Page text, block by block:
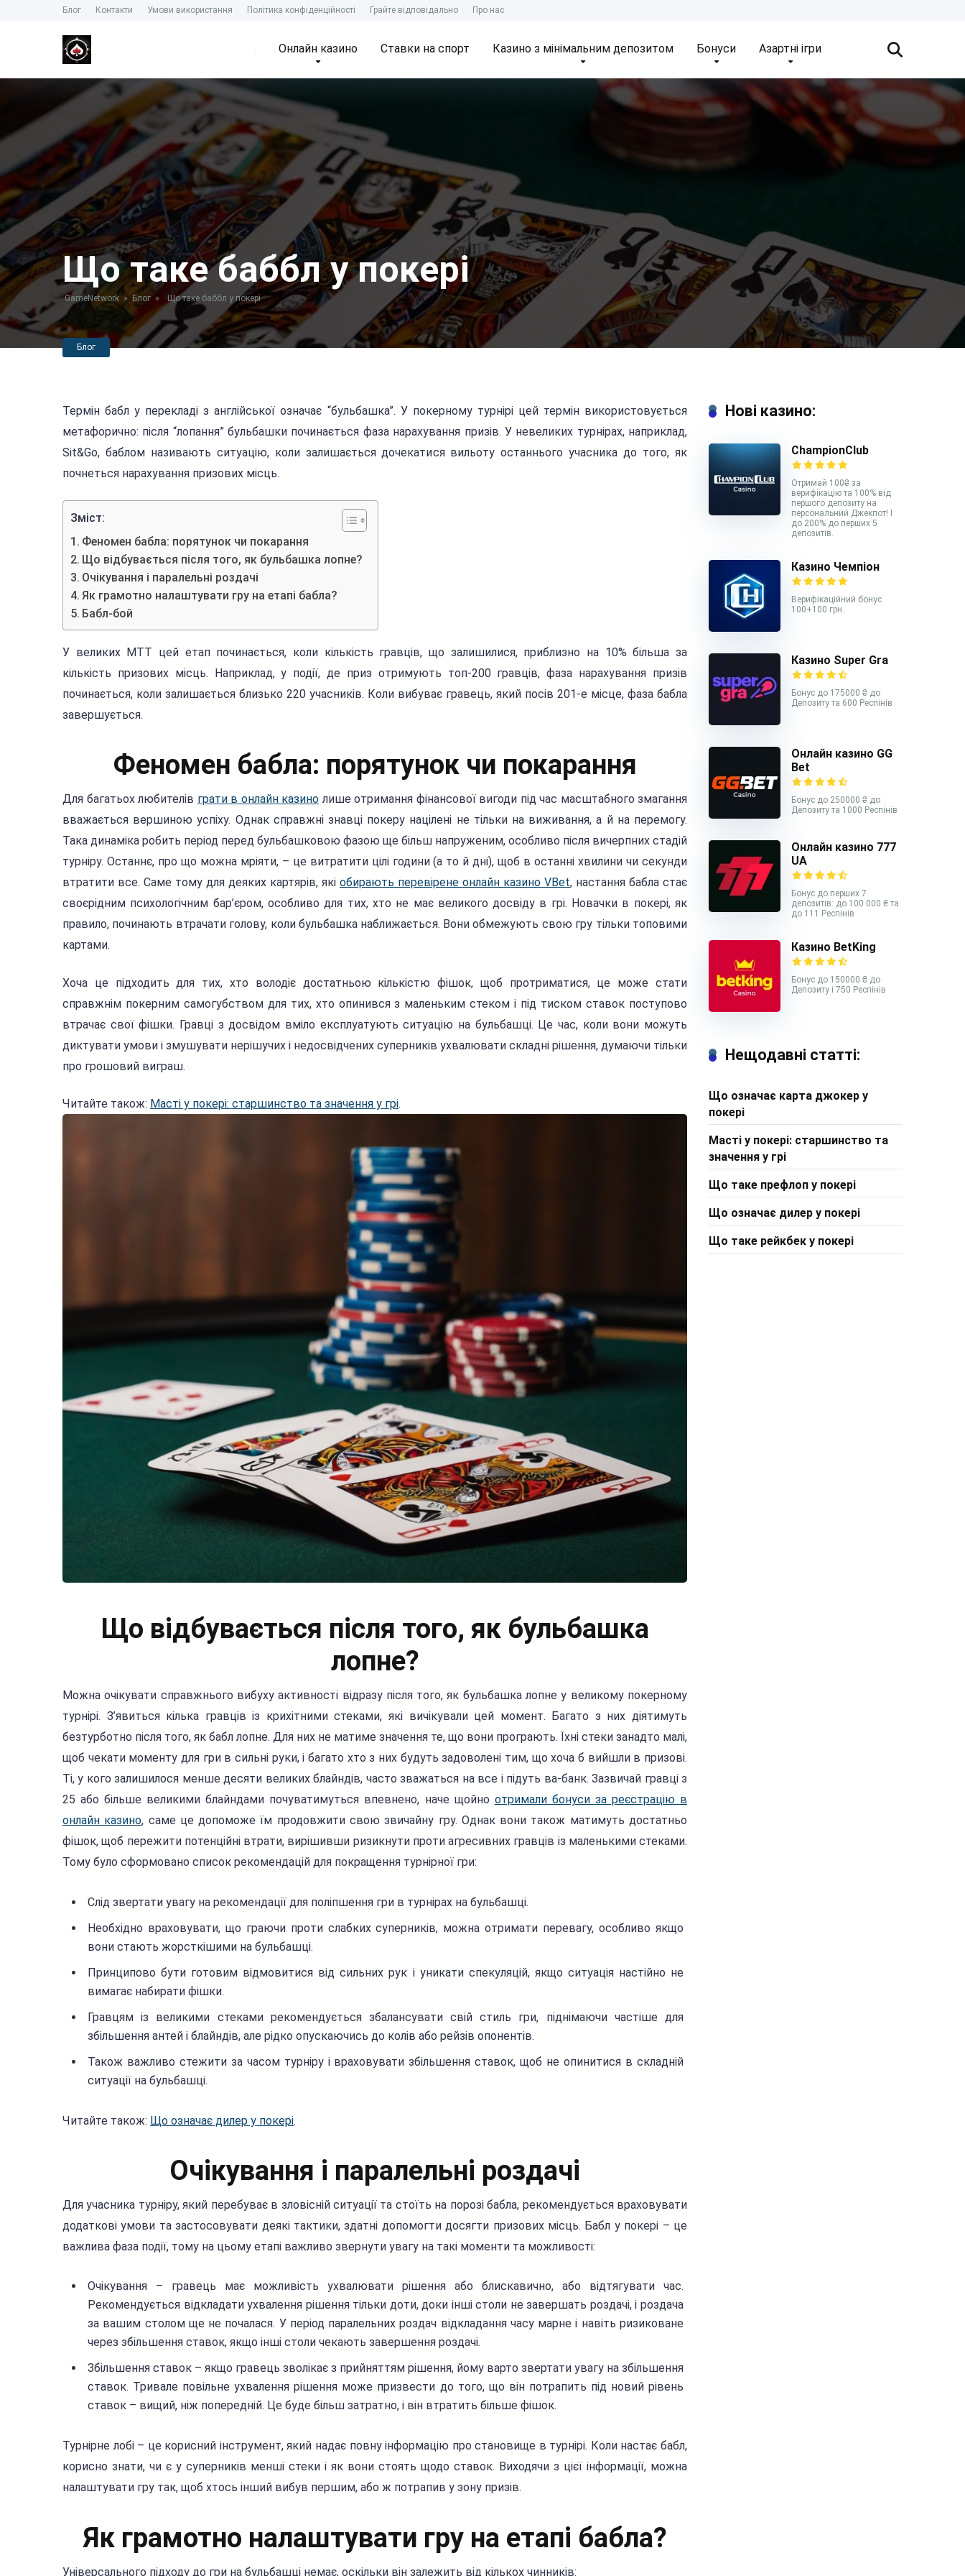
Блог Контакти Умови використання Політика конфіденційності Грайте відповідально Про нас
Онлайн казино Ставки на спорт Казино з мінімальним депозитом Бонуси Азартні ігри
Що таке баббл у покері
GameNetwork » Блог » Що таке баббл у покері
Блог
Термін бабл у перекладі з англійської означає “бульбашка”. У покерному турнірі цей термін використовується
метафорично: після “лопання” бульбашки починається фаза нарахування призів. У невеликих турнірах, наприклад,
Sit&Go, баблом називають ситуацію, коли залишається дочекатися вильоту останнього учасника до того, як
почнеться нарахування призових місць.
Зміст:
Феномен бабла: порятунок чи покарання
Що відбувається після того, як бульбашка лопне?
Очікування і паралельні роздачі
Як грамотно налаштувати гру на етапі бабла?
Бабл-бой
У великих МТТ цей етап починається, коли кількість гравців, що залишилися, приблизно на 10% більша за
кількість призових місць. Наприклад, у події, де приз отримують топ-200 гравців, фаза нарахування призів
починається, коли залишається близько 220 учасників. Коли вибуває гравець, який посів 201-е місце, фаза бабла
завершується.
Феномен бабла: порятунок чи покарання
Для багатьох любителів грати в онлайн казино лише отримання фінансової вигоди під час масштабного змагання
вважається вершиною успіху. Однак справжні знавці покеру націлені не тільки на виживання, а й на перемогу.
Така динаміка робить період перед бульбашковою фазою ще більш напруженим, особливо після вичерпних стадій
турніру. Останнє, про що можна мріяти, – це витратити цілі години (а то й дні), щоб в останні хвилини чи секунди
втратити все. Саме тому для деяких картярів, які обирають перевірене онлайн казино VBet, настання бабла стає
своєрідним психологічним бар’єром, особливо для тих, хто не має великого досвіду в грі. Новачки в покері, як
правило, починають втрачати голову, коли бульбашка наближається. Вони обмежують свою гру тільки топовими
картами.
Хоча це підходить для тих, хто володіє достатньою кількістю фішок, щоб протриматися, це може стати
справжнім покерним самогубством для тих, хто опинився з маленьким стеком і під тиском ставок поступово
втрачає свої фішки. Гравці з досвідом вміло експлуатують ситуацію на бульбашці. Це час, коли вони можуть
диктувати умови і змушувати нерішучих і недосвідчених суперників ухвалювати складні рішення, думаючи тільки
про грошовий виграш.
Читайте також: Масті у покері: старшинство та значення у грі.
Що відбувається після того, як бульбашка
лопне?
Можна очікувати справжнього вибуху активності відразу після того, як бульбашка лопне у великому покерному
турнірі. З’явиться кілька гравців із крихітними стеками, які вичікували цей момент. Багато з них діятимуть
безтурботно після того, як бабл лопне. Для них не матиме значення те, що вони програють. Їхні стеки занадто малі,
щоб чекати моменту для гри в сильні руки, і багато хто з них будуть задоволені тим, що хоча б вийшли в призові.
Ті, у кого залишилося менше десяти великих блайндів, часто зважаться на все і підуть ва-банк. Зазвичай гравці з
25 або більше великими блайндами почуватимуться впевнено, наче щойно отримали бонуси за реєстрацію в
онлайн казино, саме це допоможе їм продовжити свою звичайну гру. Однак вони також матимуть достатньо
фішок, щоб пережити потенційні втрати, вирішивши ризикнути проти агресивних гравців із маленькими стеками.
Тому було сформовано список рекомендацій для покращення турнірної гри:
Слід звертати увагу на рекомендації для поліпшення гри в турнірах на бульбашці.
Необхідно враховувати, що граючи проти слабких суперників, можна отримати перевагу, особливо якщо
вони стають жорсткішими на бульбашці.
Принципово бути готовим відмовитися від сильних рук і уникати спекуляцій, якщо ситуація настійно не
вимагає набирати фішки.
Гравцям із великими стеками рекомендується збалансувати свій стиль гри, піднімаючи частіше для
збільшення антей і блайндів, але рідко опускаючись до колів або рейзів опонентів.
Також важливо стежити за часом турніру і враховувати збільшення ставок, щоб не опинитися в складній
ситуації на бульбашці.
Читайте також: Що означає дилер у покері.
Очікування і паралельні роздачі
Для учасника турніру, який перебуває в зловісній ситуації та стоїть на порозі бабла, рекомендується враховувати
додаткові умови та застосовувати деякі тактики, здатні допомогти досягти призових місць. Бабл у покері – це
важлива фаза події, тому на цьому етапі важливо звернути увагу на такі моменти та можливості:
Очікування – гравець має можливість ухвалювати рішення або блискавично, або відтягувати час.
Рекомендується відкладати ухвалення рішення тільки доти, доки інші столи не завершать роздачі, і роздача
за вашим столом ще не почалася. У період паралельних роздач відкладання часу марне і навіть ризиковане
через збільшення ставок, якщо інші столи чекають завершення роздачі.
Збільшення ставок – якщо гравець зволікає з прийняттям рішення, йому варто звертати увагу на збільшення
ставок. Тривале повільне ухвалення рішення може призвести до того, що він потрапить під новий рівень
ставок – вищий, ніж попередній. Це буде більш затратно, і він втратить більше фішок.
Турнірне лобі – це корисний інструмент, який надає повну інформацію про становище в турнірі. Коли настає бабл,
корисно знати, чи є у суперників менші стеки і як вони стоять щодо ставок. Виходячи з цієї інформації, можна
налаштувати гру так, щоб хтось інший вибув першим, або ж потрапив у зону призів.
Як грамотно налаштувати гру на етапі бабла?
Універсального підходу до гри на бульбашці немає, оскільки він залежить від кількох чинників:
Нові казино:
ChampionClub
Отримай 100₴ за
верифікацію та 100% від
першого депозиту на
персональний Джекпот! І
до 200% до перших 5
депозитів.
Казино Чемпіон
Верифікаційний бонус
100+100 грн.
Казино Super Gra
Бонус до 175000 ₴ до
Депозиту та 600 Респінів
Онлайн казино GG
Bet
Бонус до 250000 ₴ до
Депозиту та 1000 Респінів
Онлайн казино 777
UA
Бонус до перших 7
депозитів: до 100 000 ₴ та
до 111 Респінів
Казино BetKing
Бонус до 150000 ₴ до
Депозиту і 750 Респінів
Нещодавні статті:
Що означає карта джокер у
покері
Масті у покері: старшинство та
значення у грі
Що таке префлоп у покері
Що означає дилер у покері
Що таке рейкбек у покері